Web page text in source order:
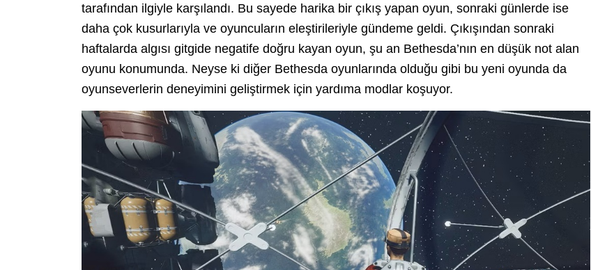
tarafından ilgiyle karşılandı. Bu sayede harika bir çıkış yapan oyun, sonraki günlerde ise
daha çok kusurlarıyla ve oyuncuların eleştirileriyle gündeme geldi. Çıkışından sonraki
haftalarda algısı gitgide negatife doğru kayan oyun, şu an Bethesda’nın en düşük not alan
oyunu konumunda. Neyse ki diğer Bethesda oyunlarında olduğu gibi bu yeni oyunda da
oyunseverlerin deneyimini geliştirmek için yardıma modlar koşuyor.